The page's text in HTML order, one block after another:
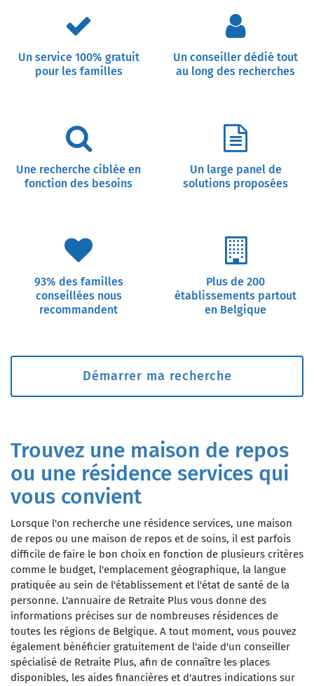
Un service 100% gratuit
pour les familles
Un conseiller dédié tout
au long des recherches
Une recherche ciblée en
fonction des besoins
Un large panel de
solutions proposées
93% des familles
conseillées nous
recommandent
Plus de 200
établissements partout
en Belgique
Démarrer ma recherche
Trouvez une maison de repos
ou une résidence services qui
vous convient
Lorsque l'on recherche une résidence services, une maison
de repos ou une maison de repos et de soins, il est parfois
difficile de faire le bon choix en fonction de plusieurs critères
comme le budget, l'emplacement géographique, la langue
pratiquée au sein de l'établissement et l'état de santé de la
personne. L'annuaire de Retraite Plus vous donne des
informations précises sur de nombreuses résidences de
toutes les régions de Belgique. A tout moment, vous pouvez
également bénéficier gratuitement de l'aide d'un conseiller
spécialisé de Retraite Plus, afin de connaître les places
disponibles, les aides financières et d'autres indications sur